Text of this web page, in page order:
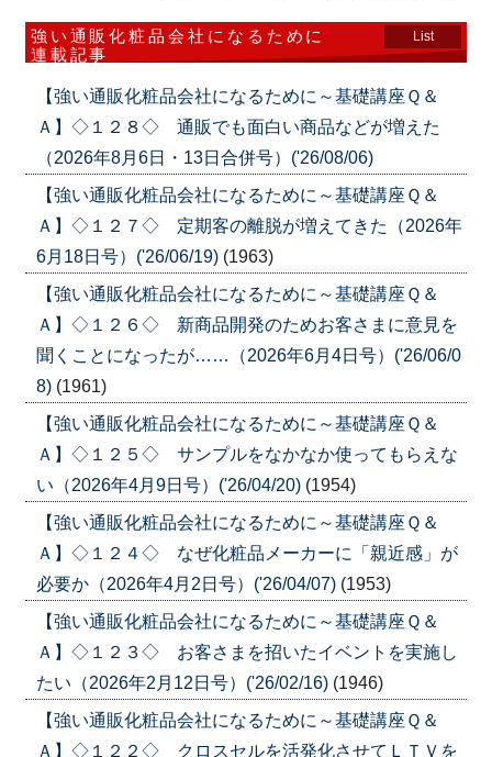
強い通販化粧品会社になるために
連載記事
List
【強い通販化粧品会社になるために～基礎講座Ｑ＆
Ａ】◇１２８◇ 通販でも面白い商品などが増えた
（2026年8月6日・13日合併号）('26/08/06)
【強い通販化粧品会社になるために～基礎講座Ｑ＆
Ａ】◇１２７◇ 定期客の離脱が増えてきた（2026年
6月18日号）('26/06/19) (1963)
【強い通販化粧品会社になるために～基礎講座Ｑ＆
Ａ】◇１２６◇ 新商品開発のためお客さまに意見を
聞くことになったが……（2026年6月4日号）('26/06/0
8) (1961)
【強い通販化粧品会社になるために～基礎講座Ｑ＆
Ａ】◇１２５◇ サンプルをなかなか使ってもらえな
い（2026年4月9日号）('26/04/20) (1954)
【強い通販化粧品会社になるために～基礎講座Ｑ＆
Ａ】◇１２４◇ なぜ化粧品メーカーに「親近感」が
必要か（2026年4月2日号）('26/04/07) (1953)
【強い通販化粧品会社になるために～基礎講座Ｑ＆
Ａ】◇１２３◇ お客さまを招いたイベントを実施し
たい（2026年2月12日号）('26/02/16) (1946)
【強い通販化粧品会社になるために～基礎講座Ｑ＆
Ａ】◇１２２◇ クロスセルを活発化させてＬＴＶを